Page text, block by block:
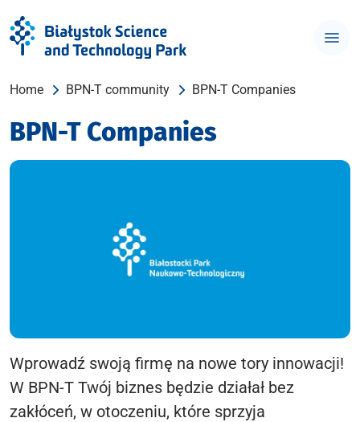
Home BPN-T community BPN-T Companies
BPN-T Companies
Wprowadź swoją firmę na nowe tory innowacji!
W BPN-T Twój biznes będzie działał bez
zakłóceń, w otoczeniu, które sprzyja